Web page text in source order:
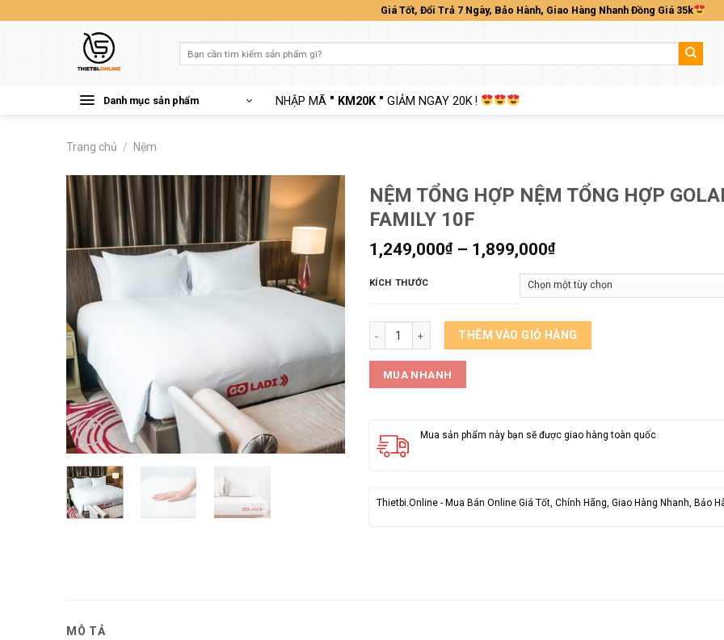
Giá Tốt, Đổi Trả 7 Ngày, Bảo Hành, Giao Hàng Nhanh Đồng Giá 35k
kiếm:
Danh mục sản phẩm NHẬP MÃ " KM20K " GIẢM NGAY 20K !
Trang chủ / Nệm
NỆM TỔNG HỢP NỆM TỔNG HỢP
FAMILY 10F
1,249,000₫ – 1,899,000₫Khoảng
từ
1,249,000₫
đến
1,899,000₫
KÍCH THƯỚC
NỆM TỔNG HỢP NỆM TỔNG HỢP GOLADI FAMILY 10F số lượng
THÊM VÀO GIỎ HÀNG
MUA NHANH
Mua sản phẩm này bạn sẽ được giao hàng toàn quốc
Thietbi.Online - Mua Bán Online Giá Tốt, Chính Hãng, Giao Hàng Nhanh, Bảo
MÔ TẢ